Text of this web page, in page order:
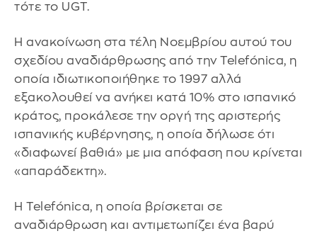
τότε το UGT.
Η ανακοίνωση στα τέλη Νοεμβρίου αυτού του
σχεδίου αναδιάρθρωσης από την Telefónica, η
οποία ιδιωτικοποιήθηκε το 1997 αλλά
εξακολουθεί να ανήκει κατά 10% στο ισπανικό
κράτος, προκάλεσε την οργή της αριστερής
ισπανικής κυβέρνησης, η οποία δήλωσε ότι
«διαφωνεί βαθιά» με μια απόφαση που κρίνεται
«απαράδεκτη».
Η Telefónica, η οποία βρίσκεται σε
αναδιάρθρωση και αντιμετωπίζει ένα βαρύ